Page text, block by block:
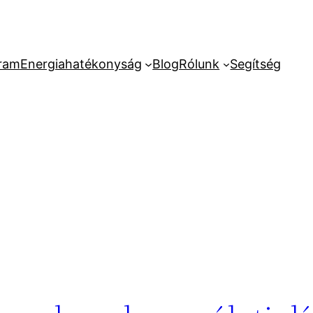
Energiahatékonyság BlogRólunk Segítség